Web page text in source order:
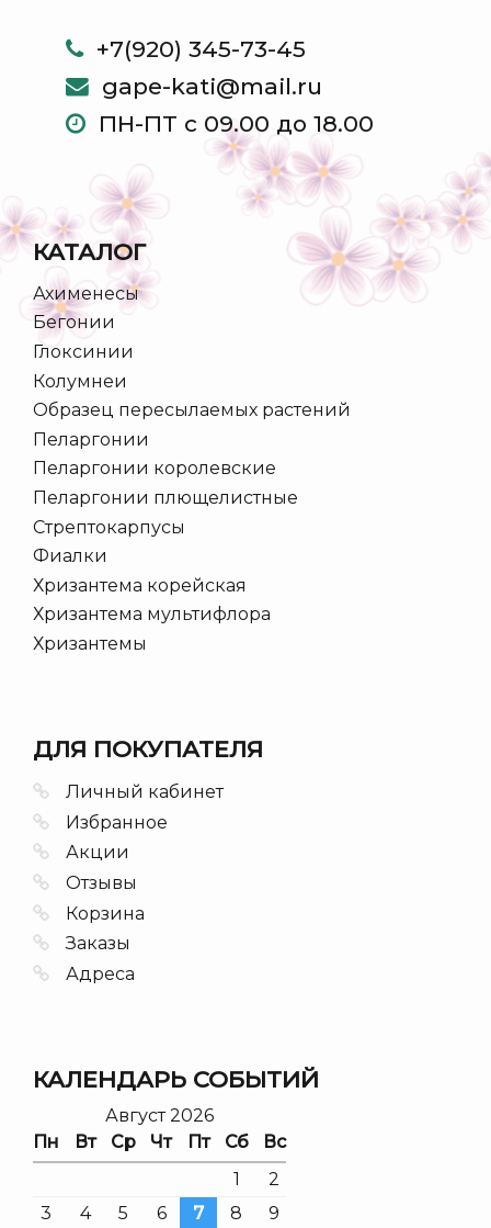
+7(920) 345-73-45
gape-kati@mail.ru
ПН-ПТ с 09.00 до 18.00
КАТАЛОГ
Ахименесы
Бегонии
Глоксинии
Колумнеи
Образец пересылаемых растений
Пеларгонии
Пеларгонии королевские
Пеларгонии плющелистные
Стрептокарпусы
Фиалки
Хризантема корейская
Хризантема мультифлора
Хризантемы
ДЛЯ ПОКУПАТЕЛЯ
Личный кабинет
Избранное
Акции
Отзывы
Корзина
Заказы
Адреса
КАЛЕНДАРЬ СОБЫТИЙ
Август 2026
Пн
Вт Ср Чт Пт Сб
Вс
1
2
3
4 5 6 7 8 9